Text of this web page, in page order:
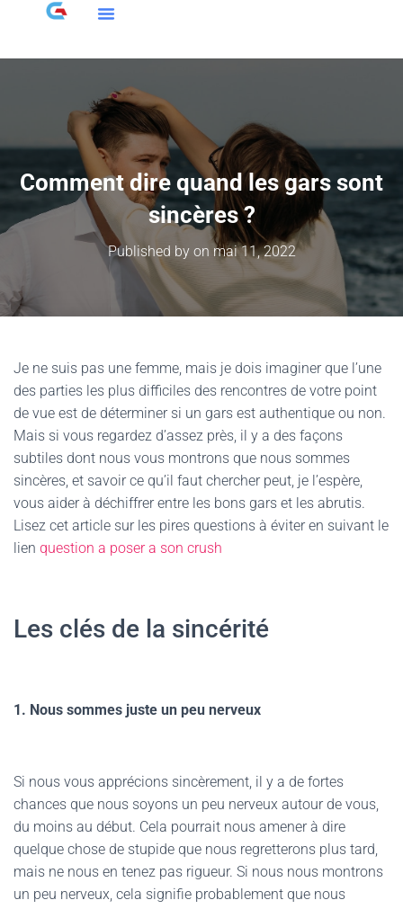
Comment dire quand les gars sont
sincères ?
Published by on mai 11, 2022
Je ne suis pas une femme, mais je dois imaginer que l’une
des parties les plus difficiles des rencontres de votre point
de vue est de déterminer si un gars est authentique ou non.
Mais si vous regardez d’assez près, il y a des façons
subtiles dont nous vous montrons que nous sommes
sincères, et savoir ce qu’il faut chercher peut, je l’espère,
vous aider à déchiffrer entre les bons gars et les abrutis.
Lisez cet article sur les pires questions à éviter en suivant le
lien question a poser a son crush
Les clés de la sincérité
1. Nous sommes juste un peu nerveux
Si nous vous apprécions sincèrement, il y a de fortes
chances que nous soyons un peu nerveux autour de vous,
du moins au début. Cela pourrait nous amener à dire
quelque chose de stupide que nous regretterons plus tard,
mais ne nous en tenez pas rigueur. Si nous nous montrons
un peu nerveux, cela signifie probablement que nous